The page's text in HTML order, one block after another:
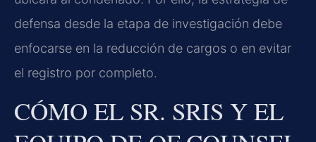
defensa desde la etapa de investigación debe
enfocarse en la reducción de cargos o en evitar
el registro por completo.
CÓMO EL SR. SRIS Y EL